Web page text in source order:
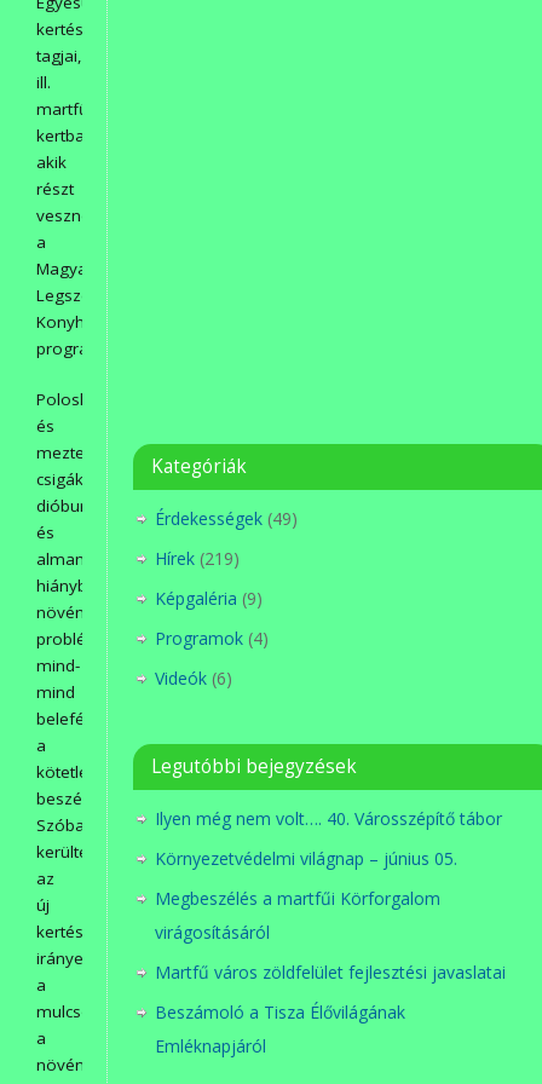
kertészkedő
tagjai,
ill.
martfűi
kertbarátok,
akik
részt
vesznek
a
Magyarország
Legszebb
Konyhakertje
programban.
Poloskák
és
meztelen
csigák,
dióburokfúrólégy
és
almamoly,
hiánybetegségek,
növényvédelmi
problémák:
mind-
mind
belefértek
a
kötetlen
beszélgetésbe.
Szóba
kerültek
az
új
kertészeti
irányelvek:
a
mulcsozás,
a
növénytársítások,
Kategóriák
Érdekességek (49)
Hírek (219)
Képgaléria (9)
Programok (4)
Videók (6)
Legutóbbi bejegyzések
Ilyen még nem volt…. 40. Városszépítő tábor
Környezetvédelmi világnap – június 05.
Megbeszélés a martfűi Körforgalom
virágosításáról
Martfű város zöldfelület fejlesztési javaslatai
Beszámoló a Tisza Élővilágának
Emléknapjáról